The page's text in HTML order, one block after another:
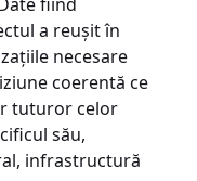
fiind
a reușit în
necesare
coerentă ce
tuturor celor
său,
infrastructură